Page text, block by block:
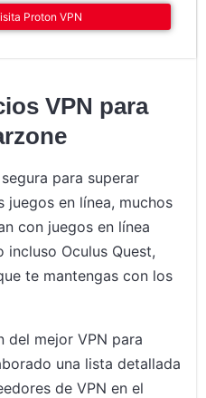
Proton VPN
VPN para
para superar
en línea, muchos
con juegos en línea
incluso Oculus Quest,
te mantengas con los
del mejor VPN para
una lista detallada
de VPN en el